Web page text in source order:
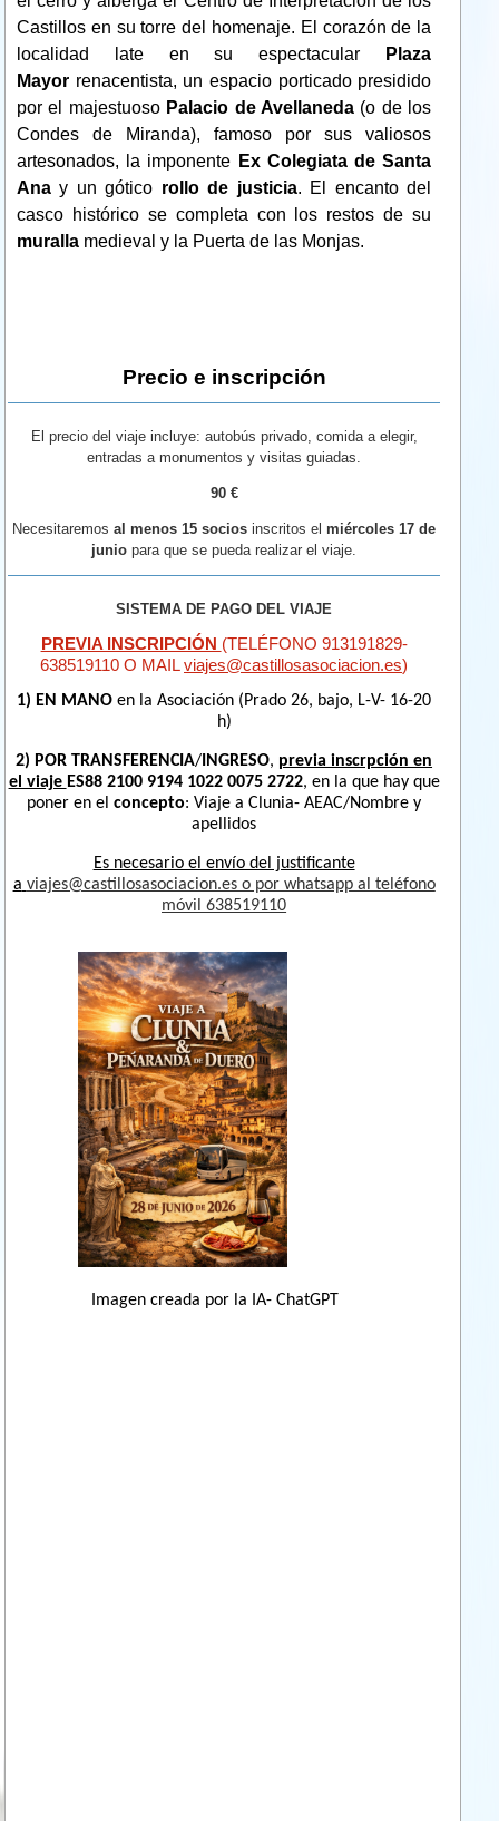
Castillos en su torre del homenaje. El corazón de la
localidad late en su espectacular
Plaza
Mayorrenacentista, un espacio porticado presidido
por el majestuoso Palacio de Avellaneda(o de los
Condes de Miranda), famoso por sus valiosos
artesonados, la imponente Ex Colegiata de Santa
Anay un gótico rollo de justicia. El encanto del
casco histórico se completa con los restos de su
murallamedieval y la Puerta de las Monjas.
Precio e inscripción
El precio del viaje incluye: autobús privado, comida a elegir,
entradas a monumentos y visitas guiadas.
90 €
Necesitaremosal menos 15 socios inscritos elmiércoles 17 de
juniopara que se pueda realizar el viaje.
SISTEMA DE PAGO DEL VIAJE
PREVIA INSCRIPCIÓN (TELÉFONO 913191829-
638519110 O MAILviajes@castillosasociacion.es)
1) EN MANO en la Asociación (Prado 26, bajo, L-V- 16-20
h)
2) POR TRANSFERENCIA/ INGRESO, previa inscrpción en
el viaje ES88 2100 9194 1022 0075 2722, en la que hay que
poner en el concepto: Viaje a Clunia- AEAC/Nombre y
apellidos
Es necesario el envío del justificante
a viajes@castillosasociacion.es o por whatsapp al teléfono
móvil 638519110
chatgpt_image_29_may_2026_19_47_56.png
Imagen creada por la IA- ChatGPT